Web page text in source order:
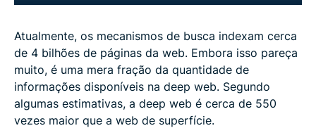
Atualmente, os mecanismos de busca indexam cerca
de 4 bilhões de páginas da web. Embora isso pareça
muito, é uma mera fração da quantidade de
informações disponíveis na deep web. Segundo
algumas estimativas, a deep web é cerca de 550
vezes maior que a web de superfície.